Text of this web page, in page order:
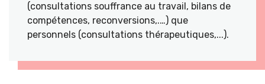
(consultations souffrance au travail, bilans de
compétences, reconversions,.…) que
personnels (consultations thérapeutiques,...).